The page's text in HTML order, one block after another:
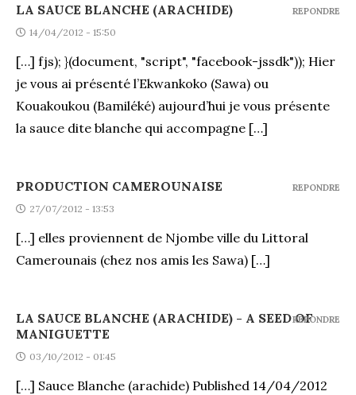
LA SAUCE BLANCHE (ARACHIDE)
14/04/2012 - 15:50
[…] fjs); }(document, "script", "facebook-jssdk")); Hier
je vous ai présenté l’Ekwankoko (Sawa) ou
Kouakoukou (Bamiléké) aujourd’hui je vous présente
la sauce dite blanche qui accompagne […]
REPONDRE
PRODUCTION CAMEROUNAISE
27/07/2012 - 13:53
[…] elles proviennent de Njombe ville du Littoral
Camerounais (chez nos amis les Sawa) […]
REPONDRE
LA SAUCE BLANCHE (ARACHIDE) - A SEED OF
MANIGUETTE
03/10/2012 - 01:45
[…] Sauce Blanche (arachide) Published 14/04/2012
REPONDRE